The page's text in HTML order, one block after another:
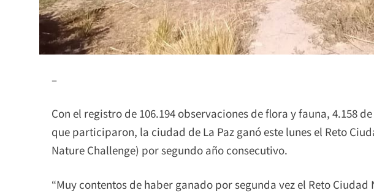
–
Con el registro de 106.194 observaciones de flora y fauna, 4.158
que participaron, la ciudad de La Paz ganó este lunes el Reto
Nature Challenge) por segundo año consecutivo.
“Muy contentos de haber ganado por segunda vez el Reto Ciudad